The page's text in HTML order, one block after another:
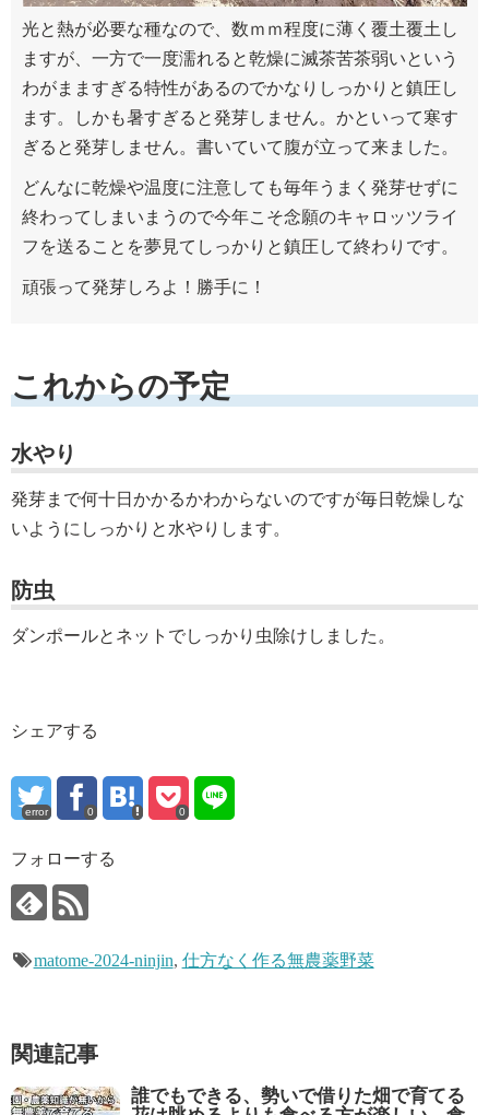
光と熱が必要な種なので、数ｍｍ程度に薄く覆土覆土し
ますが、一方で一度濡れると乾燥に滅茶苦茶弱いという
わがまますぎる特性があるのでかなりしっかりと鎮圧し
ます。しかも暑すぎると発芽しません。かといって寒す
ぎると発芽しません。書いていて腹が立って来ました。
どんなに乾燥や温度に注意しても毎年うまく発芽せずに
終わってしまいまうので今年こそ念願のキャロッツライ
フを送ることを夢見てしっかりと鎮圧して終わりです。
頑張って発芽しろよ！勝手に！
これからの予定
水やり
発芽まで何十日かかるかわからないのですが毎日乾燥しな
いようにしっかりと水やりします。
防虫
ダンポールとネットでしっかり虫除けしました。
シェアする
error 0 0
フォローする
matome-2024-ninjin, 仕方なく作る無農薬野菜
関連記事
誰でもできる、勢いで借りた畑で育てる